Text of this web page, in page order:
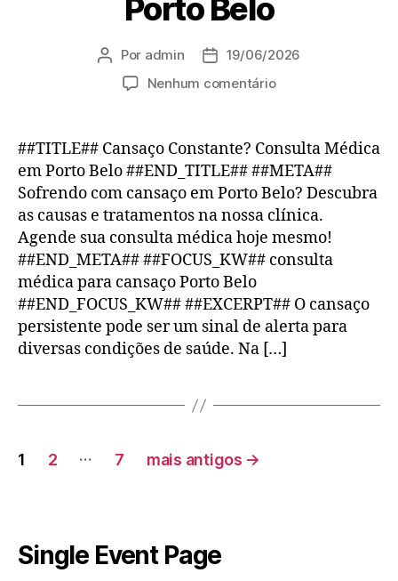
Porto Belo
Por admin
19/06/2026
Nenhum comentário
##TITLE## Cansaço Constante? Consulta Médica
em Porto Belo ##END_TITLE## ##META##
Sofrendo com cansaço em Porto Belo? Descubra
as causas e tratamentos na nossa clínica.
Agende sua consulta médica hoje mesmo!
##END_META## ##FOCUS_KW## consulta
médica para cansaço Porto Belo
##END_FOCUS_KW## ##EXCERPT## O cansaço
persistente pode ser um sinal de alerta para
diversas condições de saúde. Na […]
1 2 … 7 mais antigos →
Single Event Page